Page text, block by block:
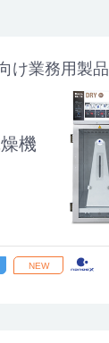
け業務用製品
機